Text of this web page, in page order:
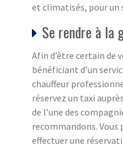
et climatisés, pour un
Se rendre à la
Afin d’être certain de
bénéficiant d’un
chauffeur
réservez un taxi
de l’une des
recommandons.
effectuer une